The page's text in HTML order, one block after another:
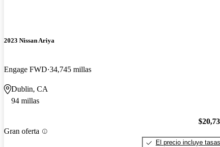
2023 Nissan Ariya
Engage FWD 34,745 millas
Dublin, CA
94 millas
Gran oferta
El precio incluye tasas